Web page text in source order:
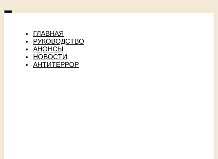
ГЛАВНАЯ
РУКОВОДСТВО
АНОНСЫ
НОВОСТИ
АНТИТЕРРОР